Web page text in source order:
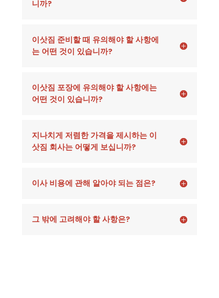
니까?
이삿짐 준비할 때 유의해야 할 사항에
는 어떤 것이 있습니까?
이삿짐 포장에 유의해야 할 사항에는
어떤 것이 있습니까?
지나치게 저렴한 가격을 제시하는 이
삿짐 회사는 어떻게 보십니까?
이사 비용에 관해 알아야 되는 점은?
그 밖에 고려해야 할 사항은?